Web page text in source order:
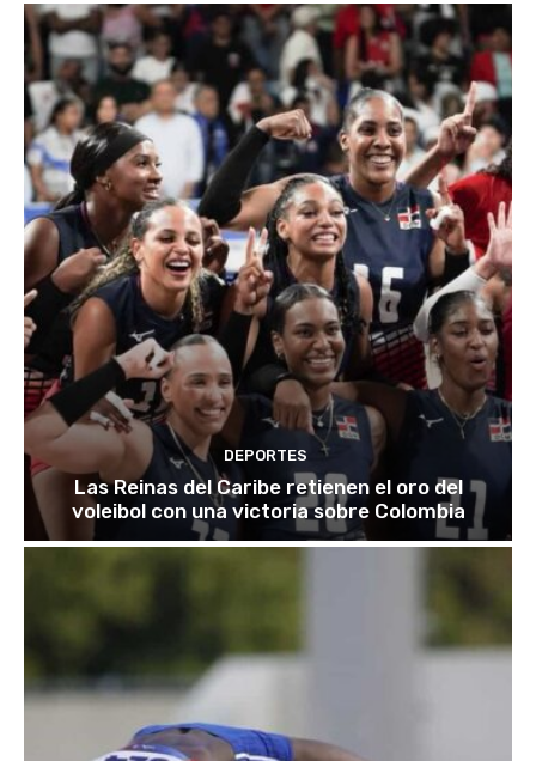
DEPORTES
Las Reinas del Caribe retienen el oro del
voleibol con una victoria sobre Colombia